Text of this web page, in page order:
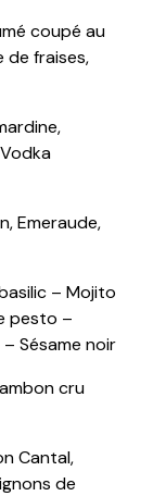
coupé au
de fraises,
Emeraude,
– Mojito
pesto –
Sésame noir
cru
Cantal,
de